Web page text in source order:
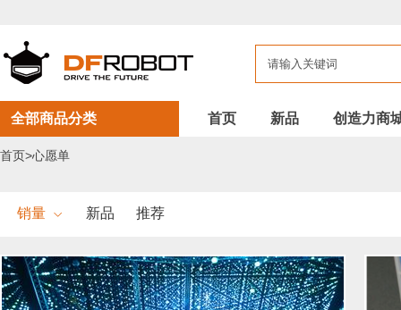
全部商品分类 首页 新品 创造力商
首页>心愿单
销量 新品 推荐